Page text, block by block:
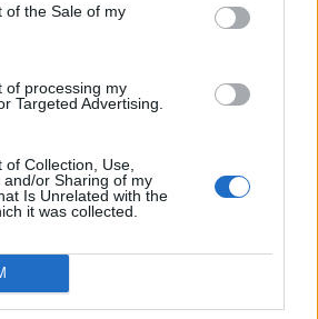
of the Sale of my
of processing my
Targeted Advertising.
Collection, Use,
and/or Sharing of my
Is Unrelated with the
it was collected.
hírarchívumához
előfizetéses
tartalmazza:
cikkarchívum
elmúlt 2 év napon belüli